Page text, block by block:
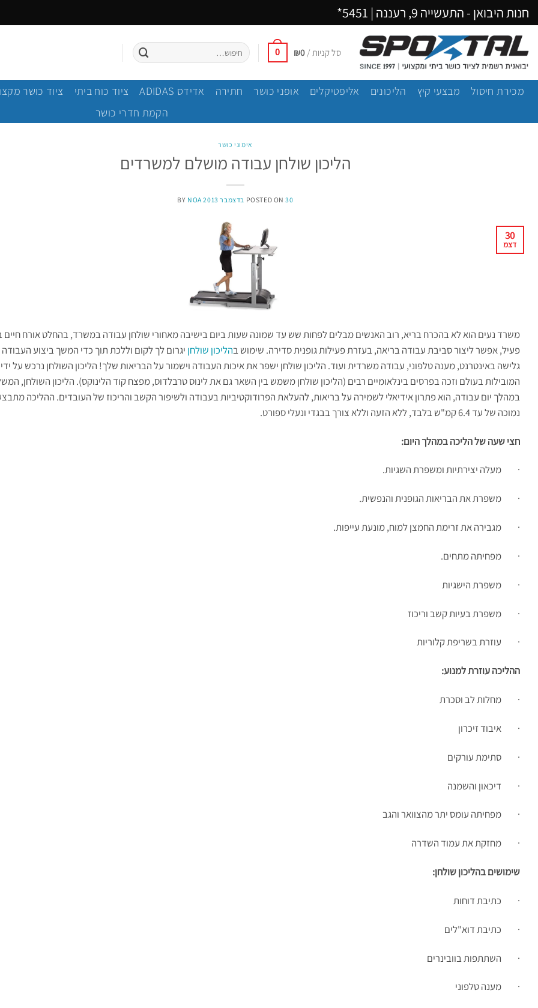
Skip
to
content
חנות היבואן - התעשייה 9, רעננה | 5451*
סל קניות / ₪0
0
חיפוש
עבור:
מכירת חיסול מבצעי קיץ הליכונים אליפטיקלים אופני כושר חתירה אדידס ADIDAS ציוד כוח ביתי ציוד כושר
הקמת חדרי כושר
אימוני כושר
הליכון שולחן עבודה מושלם למשרדים
POSTED ON30 בדצמבר 2013 BY NOA
30
דצמ
משרד נעים הוא לא בהכרח בריא, רוב האנשים מבלים לפחות שש עד שמונה שעות ביום בישיבה מאחורי שולחן עבודה במשרד, בהחלט אורח חיים
פעיל, אפשר ליצור סביבת עבודה בריאה, בעזרת פעילות גופנית סדירה. שימוש בהליכון שולחן יגרום לך לקום וללכת תוך כדי המשך ביצוע
גלישה באינטרנט, מענה טלפוני, עבודה משרדית ועוד. הליכון שולחן ישפר את איכות העבודה וישמור על הבריאות שלך! הליכון השולחן נרכש על
המובילות בעולם וזכה בפרסים בינלאומיים רבים (הליכון שולחן משמש בין השאר גם את לינוס טרבלדוס, מפצח קוד הלינוקס). הליכון השולחן,
במהלך יום עבודה, הוא פתרון אידיאלי לשמירה על בריאות, להעלאת הפרודוקטיביות בעבודה ולשיפור הקשב והריכוז של העובדים. ההליכה
נמוכה של עד 6.4 קמ"ש בלבד, ללא הזעה וללא צורך בבגדי ונעלי ספורט.
חצי שעה של הליכה במהלך היום:
· מעלה יצירתיות ומשפרת השגיות.
· משפרת את הבריאות הגופנית והנפשית.
· מגבירה את זרימת החמצן למוח, מונעת עייפות.
· מפחיתה מתחים.
· משפרת הישגיות
· משפרת בעיות קשב וריכוז
· עוזרת בשריפת קלוריות
ההליכה עוזרת למנוע:
· מחלות לב וסכרת
· איבוד זיכרון
· סתימת עורקים
· דיכאון והשמנה
· מפחיתה עומס יתר מהצוואר והגב
· מחזקת את עמוד השדרה
שימושים בהליכון שולחן:
· כתיבת דוחות
· כתיבת דוא"לים
· השתתפות בוובינרים
· מענה טלפוני